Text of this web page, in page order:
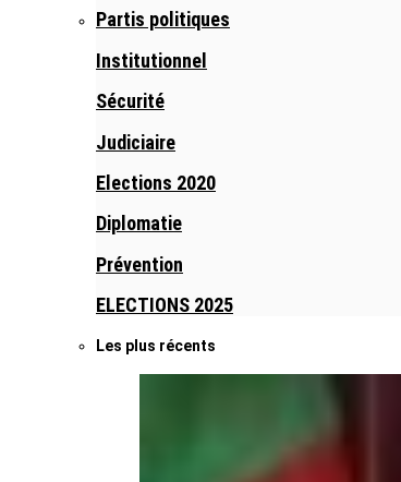
Partis politiques
Institutionnel
Sécurité
Judiciaire
Elections 2020
Diplomatie
Prévention
ELECTIONS 2025
Les plus récents